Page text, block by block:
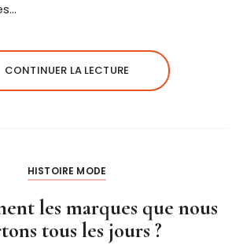
CONTINUER LA LECTURE
HISTOIRE MODE
les marques que nous
tous les jours ?